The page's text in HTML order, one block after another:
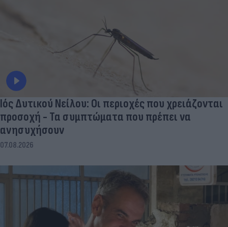
Ιός Δυτικού Νείλου: Οι περιοχές που χρειάζονται
προσοχή - Τα συμπτώματα που πρέπει να
ανησυχήσουν
07.08.2026